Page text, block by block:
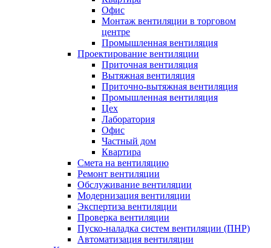
Офис
Монтаж вентиляции в торговом
центре
Промышленная вентиляция
Проектирование вентиляции
Приточная вентиляция
Вытяжная вентиляция
Приточно-вытяжная вентиляция
Промышленная вентиляция
Цех
Лаборатория
Офис
Частный дом
Квартира
Смета на вентиляцию
Ремонт вентиляции
Обслуживание вентиляции
Модернизация вентиляции
Экспертиза вентиляции
Проверка вентиляции
Пуско-наладка систем вентиляции (ПНР)
Автоматизация вентиляции